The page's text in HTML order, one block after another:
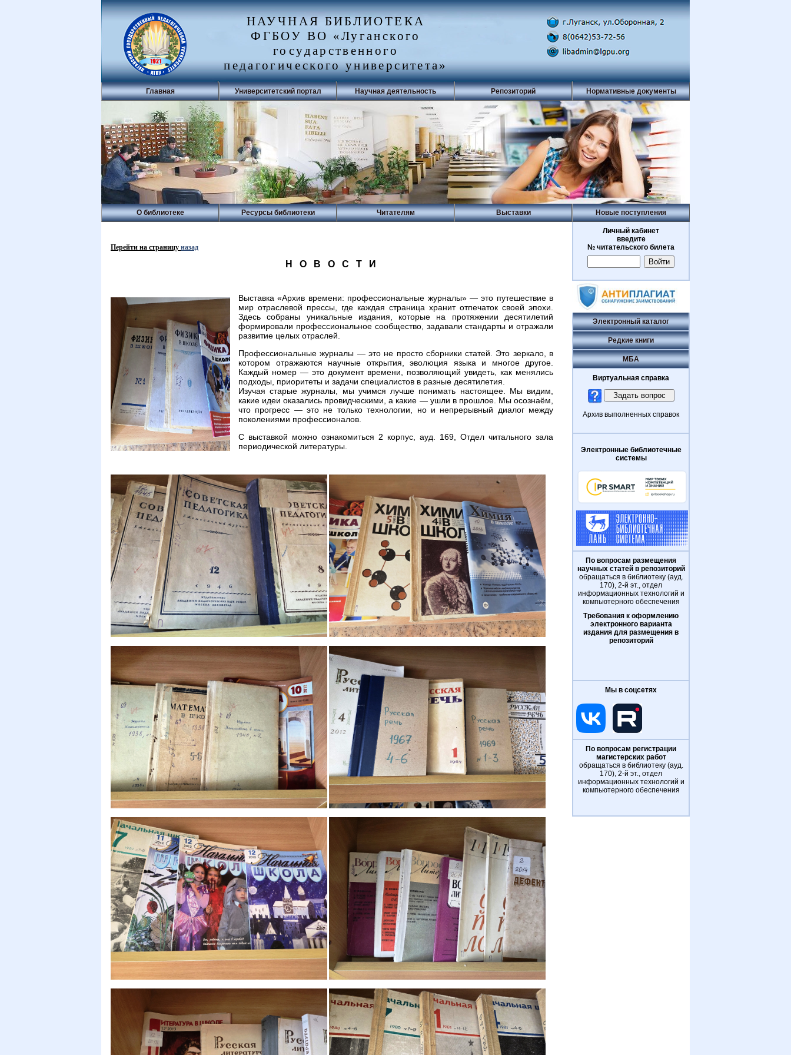
НАУЧНАЯ БИБЛИОТЕКА
ФГБОУ ВО «Луганского
государственного
педагогического университета»
Главная Университетский портал Научная деятельность Репозиторий Нормативные документы
О библиотеке Ресурсы библиотеки Читателям Выставки Новые поступления
Перейти на страницу назад
Н О В О С Т И
Выставка «Архив времени: профессиональные журналы» — это путешествие в
мир отраслевой прессы, где каждая страница хранит отпечаток своей эпохи.
Здесь собраны уникальные издания, которые на протяжении десятилетий
формировали профессиональное сообщество, задавали стандарты и отражали
развитие целых отраслей.
Профессиональные журналы — это не просто сборники статей. Это зеркало, в
котором отражаются научные открытия, эволюция языка и многое другое.
Каждый номер — это документ времени, позволяющий увидеть, как менялись
подходы, приоритеты и задачи специалистов в разные десятилетия.
Изучая старые журналы, мы учимся лучше понимать настоящее. Мы видим,
какие идеи оказались провидческими, а какие — ушли в прошлое. Мы осознаём,
что прогресс — это не только технологии, но и непрерывный диалог между
поколениями профессионалов.
С выставкой можно ознакомиться 2 корпус, ауд. 169, Отдел читального зала
периодической литературы.
Личный кабинет
введите
№ читательского билета
Электронный каталог
Редкие книги
МБА
Виртуальная справка
Архив выполненных справок
Электронные библиотечные
системы
По вопросам размещения
научных статей в репозиторий
обращаться в библиотеку (ауд.
170), 2-й эт., отдел
информационных технологий и
компьютерного обеспечения
Требования к оформлению
электронного варианта
издания для размещения в
репозиторий
Мы в соцсетях
По вопросам регистрации
магистерских работ
обращаться в библиотеку (ауд.
170), 2-й эт., отдел
информационных технологий и
компьютерного обеспечения